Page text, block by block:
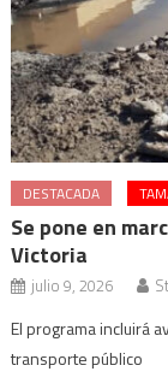
DESTACADA
Se pone en
Victoria
julio 9, 2026
El programa incluirá
transporte público